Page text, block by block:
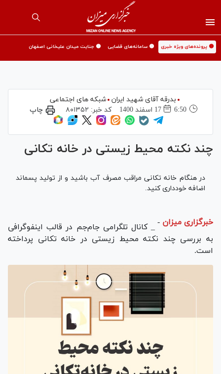
🟡 پرونده‌های ویژه خبری 🟡 سامانه‌های قضایی 🟡 جنایت میدان علیخانی اصفهان
بدرقه آقای شهید ایران
شبکه های اجتماعی
6:50
17 اسفند 1400 کد خبر: ۸۰۱۳۵۲ چاپ
چند نکته محیط زیستی در خانه تکانی
در هنگام خانه تکانی مراقب مصرف آب باشید و از تولید پسماند
اضافه خودداری کنید.
خبرگزاری میزان - _ کانال تلگرامی جام‌جم در قالب اینفوگرافی
به بررسی چند نکته محیط زیستی در خانه تکانی پرداخته
است.